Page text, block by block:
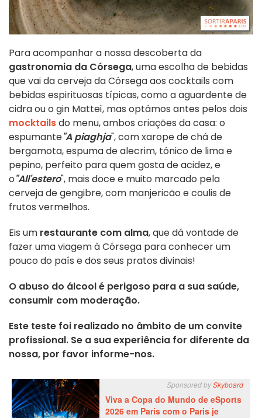
Para acompanhar a nossa descoberta da
gastronomia da Córsega, uma escolha de bebidas
que vai da cerveja da Córsega aos cocktails com
bebidas espirituosas típicas, como a aguardente de
cidra ou o gin Matteï, mas optámos antes pelos dois
mocktailsdo menu, ambos criações da casa: o
espumante"A piaghja", com xarope de chá de
bergamota, espuma de alecrim, tónico de lima e
pepino, perfeito para quem gosta de acidez, e
o"All'estero", mais doce e muito marcado pela
cerveja de gengibre, com manjericão e coulis de
frutos vermelhos.
Eis um restaurante com alma, que dá vontade de
fazer uma viagem à Córsega para conhecer um
pouco do país e dos seus pratos divinais!
O abuso do álcool é perigoso para a sua saúde,
consumir com moderação.
Este teste foi realizado no âmbito de um convite
profissional. Se a sua experiência for diferente da
nossa, por favor informe-nos.